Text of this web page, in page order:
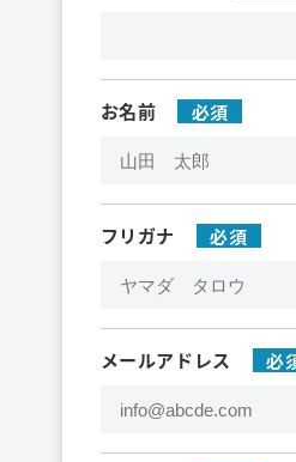
お名前
フリガナ
メールアドレス